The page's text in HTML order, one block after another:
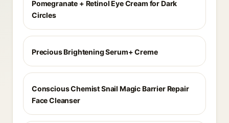
Pomegranate + Retinol Eye Cream for Dark
Circles
Precious Brightening Serum+ Creme
Conscious Chemist Snail Magic Barrier Repair
Face Cleanser